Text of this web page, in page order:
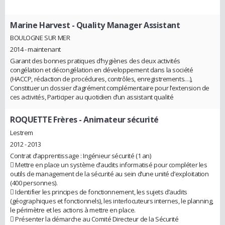
Marine Harvest - Quality Manager Assistant
BOULOGNE SUR MER
2014 - maintenant
Garant des bonnes pratiques d’hygiènes des deux activités
congélation et décongélation en développement dans la société
(HACCP, rédaction de procédures, contrôles, enregistrements…),
Constituer un dossier d’agrément complémentaire pour l’extension de
ces activités, Participer au quotidien d’un assistant qualité
ROQUETTE Frères- Animateur sécurité
Lestrem
2012 - 2013
Contrat d’apprentissage : Ingénieur sécurité (1 an)
 Mettre en place un système d’audits informatisé pour compléter les
outils de management de la sécurité au sein d’une unité d’exploitation
(400 personnes).
 Identifier les principes de fonctionnement, les sujets d’audits
(géographiques et fonctionnels), les interlocuteurs internes, le planning,
le périmètre et les actions à mettre en place.
 Présenter la démarche au Comité Directeur de la Sécurité